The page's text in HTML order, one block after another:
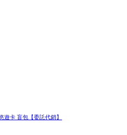
遊卡 盲包【委託代銷】